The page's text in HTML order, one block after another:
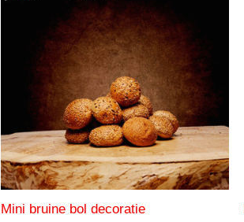
Mini bruine bol decoratie